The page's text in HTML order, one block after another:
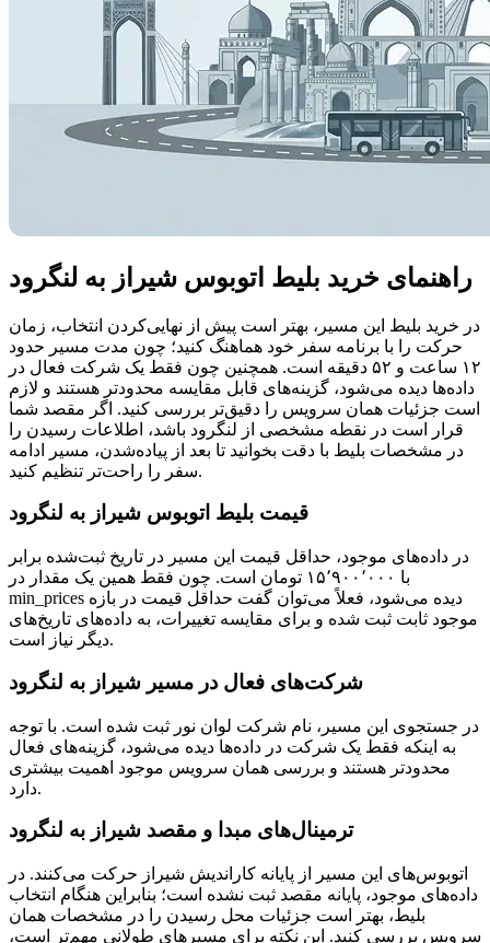
راهنمای خرید بلیط اتوبوس شیراز به لنگرود
در خرید بلیط این مسیر، بهتر است پیش از نهایی‌کردن انتخاب، زمان
حرکت را با برنامه سفر خود هماهنگ کنید؛ چون مدت مسیر حدود
۱۲ ساعت و ۵۲ دقیقه است. همچنین چون فقط یک شرکت فعال در
داده‌ها دیده می‌شود، گزینه‌های قابل مقایسه محدودتر هستند و لازم
است جزئیات همان سرویس را دقیق‌تر بررسی کنید. اگر مقصد شما
قرار است در نقطه مشخصی از لنگرود باشد، اطلاعات رسیدن را
در مشخصات بلیط با دقت بخوانید تا بعد از پیاده‌شدن، مسیر ادامه
سفر را راحت‌تر تنظیم کنید.
قیمت بلیط اتوبوس شیراز به لنگرود
در داده‌های موجود، حداقل قیمت این مسیر در تاریخ ثبت‌شده برابر
با ۱۵٬۹۰۰٬۰۰۰ تومان است. چون فقط همین یک مقدار در
min_prices دیده می‌شود، فعلاً می‌توان گفت حداقل قیمت در بازه
موجود ثابت ثبت شده و برای مقایسه تغییرات، به داده‌های تاریخ‌های
دیگر نیاز است.
شرکت‌های فعال در مسیر شیراز به لنگرود
در جستجوی این مسیر، نام شرکت لوان نور ثبت شده است. با توجه
به اینکه فقط یک شرکت در داده‌ها دیده می‌شود، گزینه‌های فعال
محدودتر هستند و بررسی همان سرویس موجود اهمیت بیشتری
دارد.
ترمینال‌ها‏ی مبدا و مقصد شیراز به لنگرود
اتوبوس‌های این مسیر از پایانه کاراندیش شیراز حرکت می‌کنند. در
داده‌های موجود، پایانه مقصد ثبت نشده است؛ بنابراین هنگام انتخاب
بلیط، بهتر است جزئیات محل رسیدن را در مشخصات همان
سرویس بررسی کنید. این نکته برای مسیرهای طولانی مهم‌تر است،